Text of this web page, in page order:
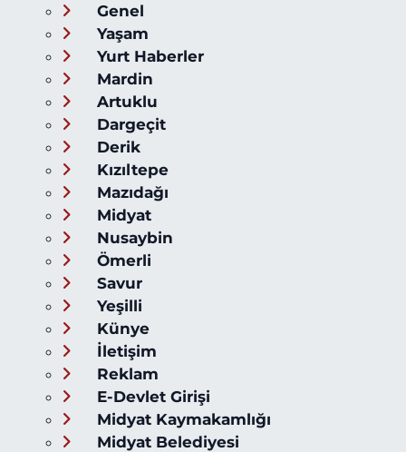
Genel
Yaşam
Yurt Haberler
Mardin
Artuklu
Dargeçit
Derik
Kızıltepe
Mazıdağı
Midyat
Nusaybin
Ömerli
Savur
Yeşilli
Künye
İletişim
Reklam
E-Devlet Girişi
Midyat Kaymakamlığı
Midyat Belediyesi